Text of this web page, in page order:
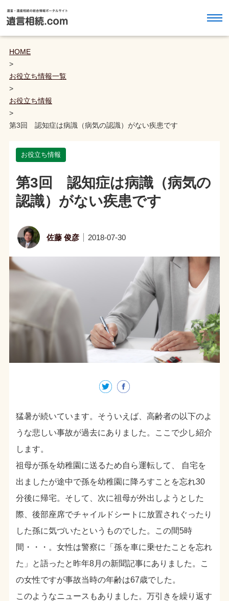
HOME
>
お役立ち情報一覧
>
お役立ち情報
>
第3回 認知症は病識（病気の認識）がない疾患です
お役立ち情報
第3回 認知症は病識（病気の
認識）がない疾患です
佐藤 俊彦 2018-07-30
猛暑が続いています。そういえば、高齢者の以下のよ
うな悲しい事故が過去にありました。ここで少し紹介
します。
祖母が孫を幼稚園に送るため自ら運転して、 自宅を
出ましたが途中で孫を幼稚園に降ろすことを忘れ30
分後に帰宅。そして、次に祖母が外出しようとした
際、後部座席でチャイルドシートに放置されぐったり
した孫に気づいたというものでした。この間5時
間・・・。女性は警察に「孫を車に乗せたことを忘れ
た」と語ったと昨年8月の新聞記事にありました。こ
の女性ですが事故当時の年齢は67歳でした。
このようなニュースもありました。万引きを繰り返す